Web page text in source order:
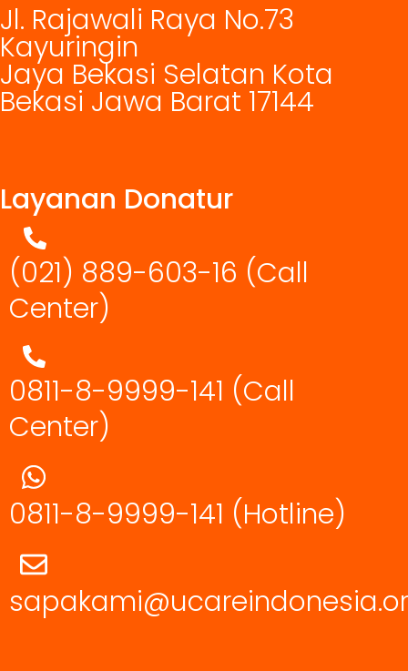
Jl. Rajawali Raya No.73
Kayuringin
Jaya Bekasi Selatan Kota
Bekasi Jawa Barat 17144
Layanan Donatur
(021) 889-603-16 (Call
Center)
0811-8-9999-141 (Call
Center)
0811-8-9999-141 (Hotline)